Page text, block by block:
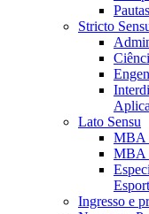
Stricto
Lato Sensu
MBA
MBA
Ingresso e